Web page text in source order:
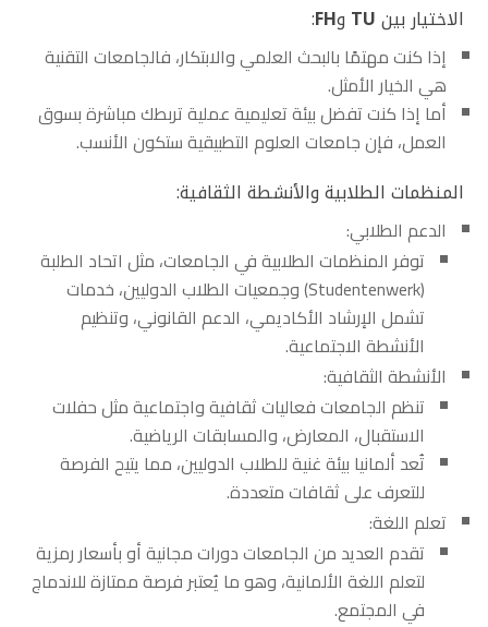
الاختيار بينTU وFH
:
إذا كنت مهتمًا بالبحث العلمي والابتكار، فالجامعات التقنية
هي الخيار الأمثل.
أما إذا كنت تفضل بيئة تعليمية عملية تربطك مباشرة بسوق
العمل، فإن جامعات العلوم التطبيقية ستكون الأنسب.
المنظمات الطلابية والأنشطة الثقافية:
الدعم الطلابي:
توفر المنظمات الطلابية في الجامعات، مثل اتحاد الطلبة
(Studentenwerk) وجمعيات الطلاب الدوليين، خدمات
تشمل الإرشاد الأكاديمي، الدعم القانوني، وتنظيم
الأنشطة الاجتماعية.
الأنشطة الثقافية:
تنظم الجامعات فعاليات ثقافية واجتماعية مثل حفلات
الاستقبال، المعارض، والمسابقات الرياضية.
تُعد ألمانيا بيئة غنية للطلاب الدوليين، مما يتيح الفرصة
للتعرف على ثقافات متعددة.
تعلم اللغة:
تقدم العديد من الجامعات دورات مجانية أو بأسعار رمزية
لتعلم اللغة الألمانية، وهو ما يُعتبر فرصة ممتازة للاندماج
في المجتمع.